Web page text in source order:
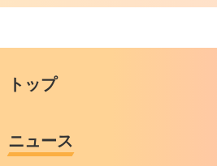
トップ
ニュース